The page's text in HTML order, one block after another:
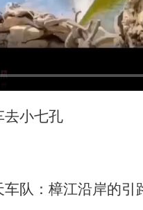
去小七孔
队：樟江沿岸的引